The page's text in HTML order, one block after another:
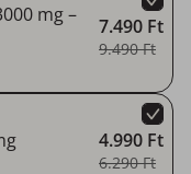
mg –
7.490 Ft
9.490 Ft
4.990 Ft
6.290 Ft